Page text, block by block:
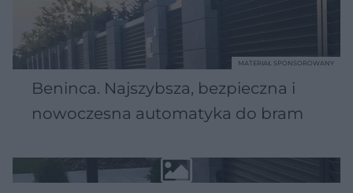
Beninca. Najszybsza, bezpieczna i
nowoczesna automatyka do bram
MATERIAŁ SPONSOROWANY